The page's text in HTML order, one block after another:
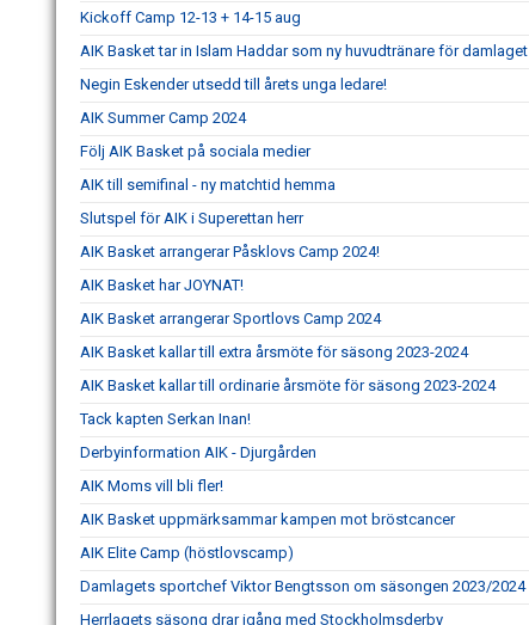
Kickoff Camp 12-13 + 14-15 aug
AIK Basket tar in Islam Haddar som ny huvudtränare för damlaget
Negin Eskender utsedd till årets unga ledare!
AIK Summer Camp 2024
Följ AIK Basket på sociala medier
AIK till semifinal - ny matchtid hemma
Slutspel för AIK i Superettan herr
AIK Basket arrangerar Påsklovs Camp 2024!
AIK Basket har JOYNAT!
AIK Basket arrangerar Sportlovs Camp 2024
AIK Basket kallar till extra årsmöte för säsong 2023-2024
AIK Basket kallar till ordinarie årsmöte för säsong 2023-2024
Tack kapten Serkan Inan!
Derbyinformation AIK - Djurgården
AIK Moms vill bli fler!
AIK Basket uppmärksammar kampen mot bröstcancer
AIK Elite Camp (höstlovscamp)
Damlagets sportchef Viktor Bengtsson om säsongen 2023/2024
Herrlagets säsong drar igång med Stockholmsderby